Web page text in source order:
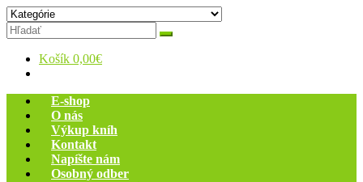
Skip
to
content
Zelený dom
Antikvariát
Košík 0,00€
E-shop
O nás
Výkup kníh
Kontakt
Napíšte nám
Osobný odber